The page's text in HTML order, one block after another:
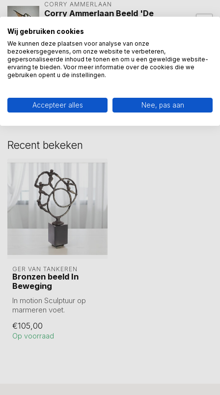
CORRY AMMERLAAN
Corry Ammerlaan Beeld 'De
toekomst'
Op voorraad
Heeft u een vraag over dit
Wij assisteren u graag via 06-23643267
Recent bekeken
GER VAN TANKEREN
Bronzen beeld In
Beweging
In motion Sculptuur op
marmeren voet.
verbronsd.
Hoogte ...
€105,00
Op voorraad
Wij gebruiken cookies
We kunnen deze plaatsen voor analyse van onze
bezoekersgegevens, om onze website te verbeteren,
gepersonaliseerde inhoud te tonen en om u een geweldige website-
ervaring te bieden. Voor meer informatie over de cookies die we
gebruiken opent u de instellingen.
Accepteer alles Nee, pas aan